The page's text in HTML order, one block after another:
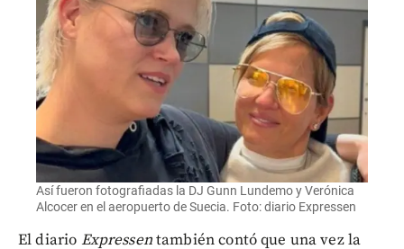
Así fueron fotografiadas la DJ Gunn Lundemo y Verónica
Alcocer en el aeropuerto de Suecia. Foto: diario Expressen
El diario Expressentambién contó que una vez la